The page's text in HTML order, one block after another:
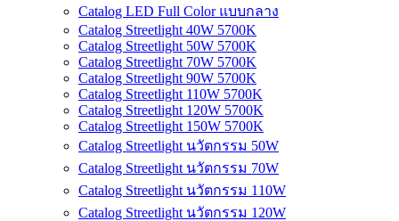
Catalog LED Full Color แบบกลาง
Catalog Streetlight 40W 5700K
Catalog Streetlight 50W 5700K
Catalog Streetlight 70W 5700K
Catalog Streetlight 90W 5700K
Catalog Streetlight 110W 5700K
Catalog Streetlight 120W 5700K
Catalog Streetlight 150W 5700K
Catalog Streetlight นวัตกรรม 50W
Catalog Streetlight นวัตกรรม 70W
Catalog Streetlight นวัตกรรม 110W
Catalog Streetlight นวัตกรรม 120W